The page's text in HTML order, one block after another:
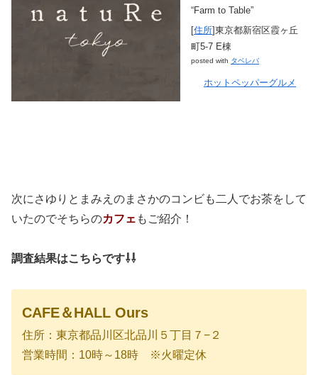
“Farm to Table”
[住所]東京都新宿区霞ヶ丘
町5-7 E棟
posted with タベレバ
ホットペッパーグルメ
次にさゆりとまみえのまさかのコンビも二人でお茶をして
いたのでそちらのカフェ もご紹介！
調査結果はこちらです⇩⇩
CAFE＆HALL Ours
住所：東京都品川区北品川５丁目７−２
営業時間：10時～18時 ※火曜定休